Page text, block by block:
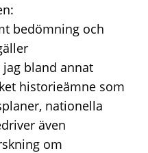
bedömning och
bland annat
historieämne som
nationella
även
om